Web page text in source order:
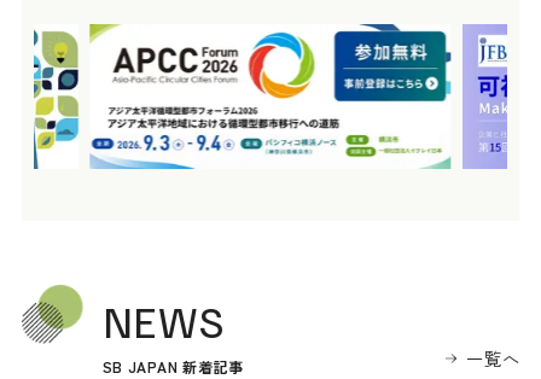
NEWS
SB JAPAN 新着記事 一覧へ